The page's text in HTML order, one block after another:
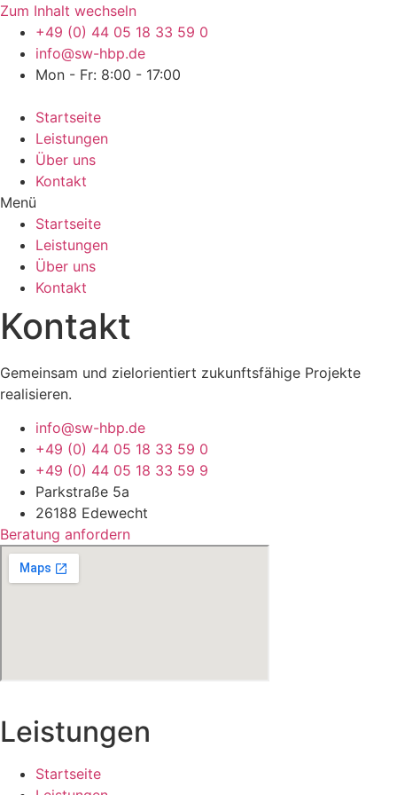
Zum Inhalt wechseln
+49 (0) 44 05 18 33 59 0
info@sw-hbp.de
Mon - Fr: 8:00 - 17:00
Startseite
Leistungen
Über uns
Kontakt
Menü
Startseite
Leistungen
Über uns
Kontakt
Kontakt
Gemeinsam und zielorientiert zukunftsfähige Projekte
realisieren.
info@sw-hbp.de
+49 (0) 44 05 18 33 59 0
+49 (0) 44 05 18 33 59 9
Parkstraße 5a
26188 Edewecht
Beratung anfordern
Leistungen
Startseite